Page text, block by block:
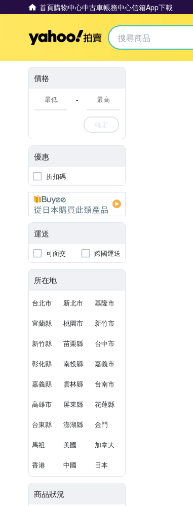
首頁購物中心中古車帳務中心信箱App下載
Yahoo拍賣
價格
-
確定
優惠
折扣碼
運送
可面交 跨國運送
所在地
台北市 新北市 基隆市
宜蘭縣 桃園市 新竹市
新竹縣 苗栗縣 台中市
彰化縣 南投縣 嘉義市
嘉義縣 雲林縣 台南市
高雄市 屏東縣 花蓮縣
台東縣 澎湖縣 金門
馬祖 美國 加拿大
香港 中國 日本
商品狀況